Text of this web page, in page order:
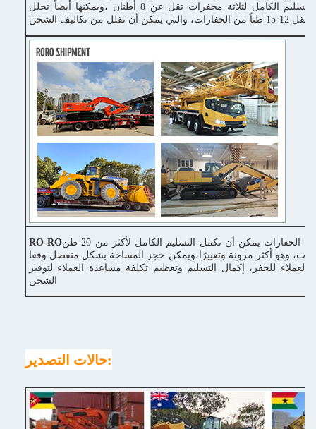
إكمال التسليم الكامل لثلاثة محفرات تقل عن 8 أطنان ،ويمكنها أيضاً تحلل
ونقل 12-15 طناً من الحفارات، والتي يمكن أن تقلل من تكاليف الشحن
RO-ROوسيلة نقل الحفارات يمكن أن تكمل التسليم الكامل لأكثر من 20 طن
وهو أكثر مرونة وتغييرًا،ويمكن حجز المساحة بشكل منفصل وفقا
العملاء للحفر، إكمال التسليم وتعظيم تكلفة مساعدة العملاء لتوفير
الشحن
حالات التصدير: